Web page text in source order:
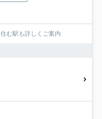
む駅も詳しくご案内